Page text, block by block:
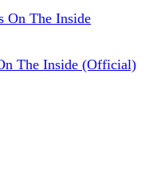
The Inside (Official)